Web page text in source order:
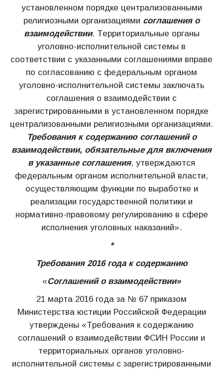
установленном порядке централизованными
религиозными организациями соглашения о
взаимодействии. Территориальные органы
уголовно-исполнительной системы в
соответствии с указанными соглашениями вправе
по согласованию с федеральным органом
уголовно-исполнительной системы заключать
соглашения о взаимодействии с
зарегистрированными в установленном порядке
централизованными религиозными организациями.
Требования к содержанию соглашений о
взаимодействии, обязательные для включения
в указанные соглашения, утверждаются
федеральным органом исполнительной власти,
осуществляющим функции по выработке и
реализации государственной политики и
нормативно-правовому регулированию в сфере
исполнения уголовных наказаний».
*
Требования 2016 года к содержанию
«Соглашений о взаимодействии»
21 марта 2016 года за № 67 приказом
Министерства юстиции Российской Федерации
утверждены «Требования к содержанию
соглашений о взаимодействии ФСИН России и
территориальных органов уголовно-
исполнительной системы с зарегистрированными